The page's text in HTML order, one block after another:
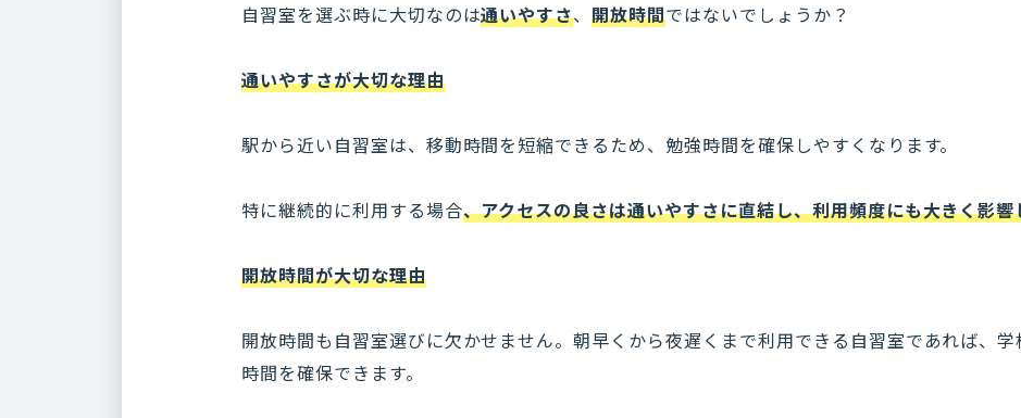
自習室を選ぶ時に大切なのは通いやすさ、開放時間ではないでしょうか？
通いやすさが大切な理由
駅から近い自習室は、移動時間を短縮できるため、勉強時間を確保しやすくなります。
特に継続的に利用する場合、アクセスの良さは通いやすさに直結し、利用頻度にも大きく影響
開放時間が大切な理由
開放時間も自習室選びに欠かせません。朝早くから夜遅くまで利用できる自習室であれば、
時間を確保できます。